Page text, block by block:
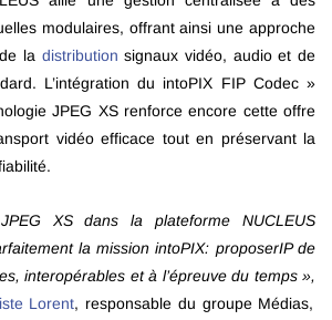
modulaires, offrant ainsi une approche
la distribution signaux vidéo, audio et de
L’intégration du intoPIX FIP Codec »
JPEG XS renforce encore cette offre
vidéo efficace tout en préservant la
XS dans la plateforme NUCLEUS
la mission intoPIX: proposerIP de
interopérables et à l’épreuve du temps »,
Lorent, responsable du groupe Médias,